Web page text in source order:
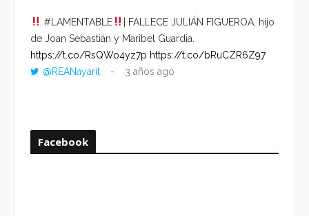
#LAMENTABLE
| FALLECE JULIÁN FIGUEROA, hijo
de Joan Sebastián y Maribel Guardia.
https://t.co/RsQWo4yz7p https://t.co/bRuCZR6Z97
@REANayarit
3 años ago
Facebook